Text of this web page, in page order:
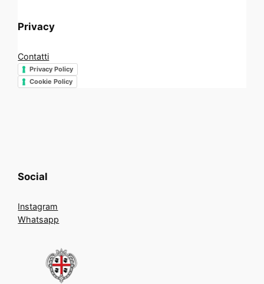
Privacy
Contatti
Privacy Policy
Cookie Policy
Social
Instagram
Whatsapp